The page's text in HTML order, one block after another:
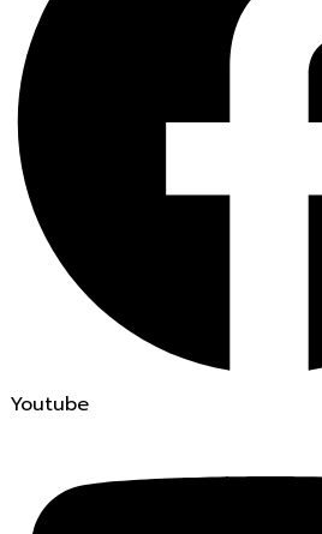
Youtube